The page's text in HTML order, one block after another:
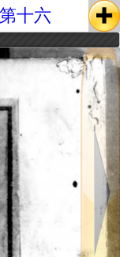
十六